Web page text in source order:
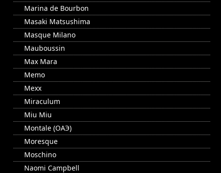
Marina de Bourbon
Masaki Matsushima
Masque Milano
Mauboussin
Max Mara
Memo
Mexx
Miraculum
Miu Miu
Montale (ОАЭ)
Moresque
Moschino
Naomi Campbell